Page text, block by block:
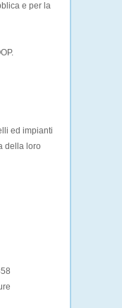
e per la
ed impianti
della loro